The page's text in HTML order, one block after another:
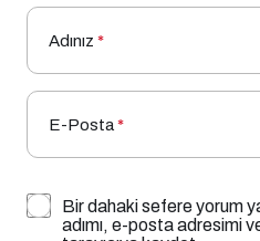
adımı, e-posta adresimi
tarayıcıya kaydet.